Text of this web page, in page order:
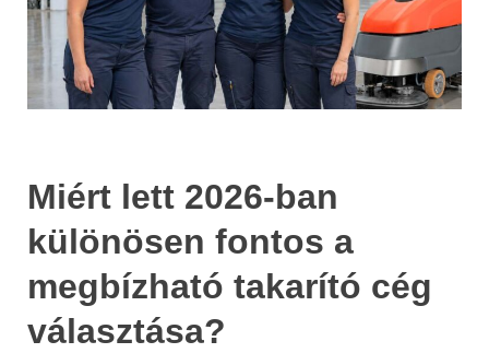
Miért lett 2026-ban
különösen fontos a
megbízható takarító cég
választása?